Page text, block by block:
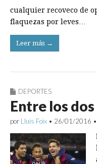
cualquier recoveco de
flaquezas por leves…
Leer más →
DEPORTES
Entre los
por Lluís Foix • 26/01/2016 •